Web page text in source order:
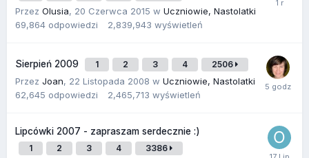
Przez Olusia, 20 Czerwca 2015 w Uczniowie, Nastolatki
69,864 odpowiedzi 2,839,943 wyświetleń
Sierpień 2009 1 2 3 4 2506
Przez Joan, 22 Listopada 2008 w Uczniowie, Nastolatki
62,645 odpowiedzi 2,465,713 wyświetleń
Lipcówki 2007 - zapraszam serdecznie :)
1 2 3 4 3386